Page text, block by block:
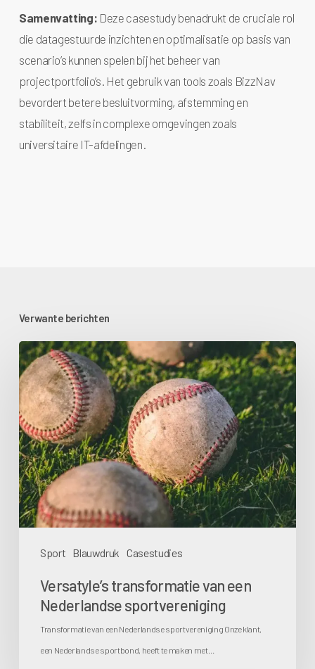
Samenvatting: Deze casestudy benadrukt de cruciale rol
die datagestuurde inzichten en optimalisatie op basis van
scenario’s kunnen spelen bij het beheer van
projectportfolio’s. Het gebruik van tools zoals BizzNav
bevordert betere besluitvorming, afstemming en
stabiliteit, zelfs in complexe omgevingen zoals
universitaire IT-afdelingen.
Verwante berichten
Sport Blauwdruk Casestudies
Versatyle’s
transformatie
van
een
Nederlandse
sportvereniging
Versatyle’s transformatie van een
Nederlandse sportvereniging
Transformatie van een Nederlandse sportvereniging Onze klant,
een Nederlandse sportbond, heeft te maken met…